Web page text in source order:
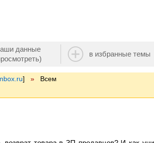
данные
в избранные темы
] » Всем